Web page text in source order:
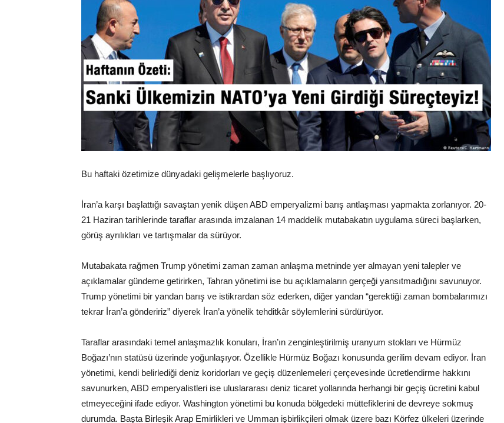
Bu haftaki özetimize dünyadaki gelişmelerle başlıyoruz.
İran’a karşı başlattığı savaştan yenik düşen ABD emperyalizmi barış antlaşması yapmakta zorlanıyor. 20-
21 Haziran tarihlerinde taraflar arasında imzalanan 14 maddelik mutabakatın uygulama süreci başlarken,
görüş ayrılıkları ve tartışmalar da sürüyor.
Mutabakata rağmen Trump yönetimi zaman zaman anlaşma metninde yer almayan yeni talepler ve
açıklamalar gündeme getirirken, Tahran yönetimi ise bu açıklamaların gerçeği yansıtmadığını savunuyor.
Trump yönetimi bir yandan barış ve istikrardan söz ederken, diğer yandan “gerektiği zaman bombalarımızı
tekrar İran’a göndeririz” diyerek İran’a yönelik tehditkâr söylemlerini sürdürüyor.
Taraflar arasındaki temel anlaşmazlık konuları, İran’ın zenginleştirilmiş uranyum stokları ve Hürmüz
Boğazı’nın statüsü üzerinde yoğunlaşıyor. Özellikle Hürmüz Boğazı konusunda gerilim devam ediyor. İran
yönetimi, kendi belirlediği deniz koridorları ve geçiş düzenlemeleri çerçevesinde ücretlendirme hakkını
savunurken, ABD emperyalistleri ise uluslararası deniz ticaret yollarında herhangi bir geçiş ücretini kabul
etmeyeceğini ifade ediyor. Washington yönetimi bu konuda bölgedeki müttefiklerini de devreye sokmuş
durumda. Başta Birleşik Arap Emirlikleri ve Umman işbirlikçileri olmak üzere bazı Körfez ülkeleri üzerinde